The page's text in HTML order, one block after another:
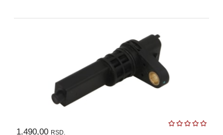
1.490,00 RSD.